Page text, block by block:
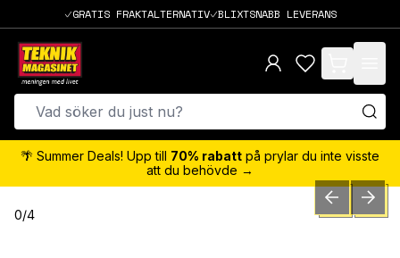
GRATIS FRAKTALTERNATIV BLIXTSNABB LEVERANS
items in cart,
🌴 Summer Deals! Upp till 70% rabatt på prylar du inte visste
att du behövde →
0/4 PREVIOUSNEXT